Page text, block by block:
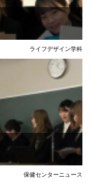
ライフデザイン学科
保健センターニュース